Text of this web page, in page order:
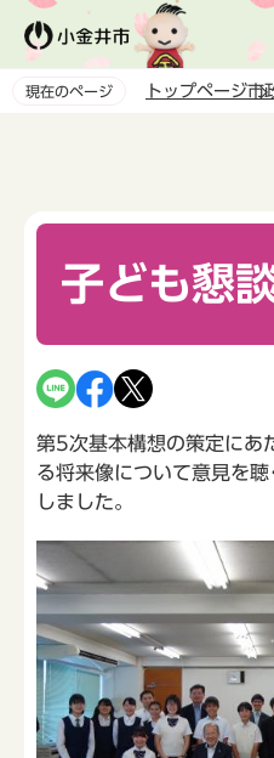
ペ
現在のページ トップページ市
子ども懇
第5次基本構想の策定にあ
る将来像について意見を
しました。